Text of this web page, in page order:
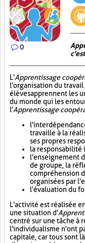
0
L'Apprentissage
l'organisation du
élèves apprennent les
du monde qui les
l'Apprentissage
travaille à la
ses propres
la
l'enseignement
de groupe, la
compréhension
organisées par
l'évaluation du
L'activité est réalisée
une situation d'
centré sur une tâche à
l'individualisme n'ont
capitale, car tous sont